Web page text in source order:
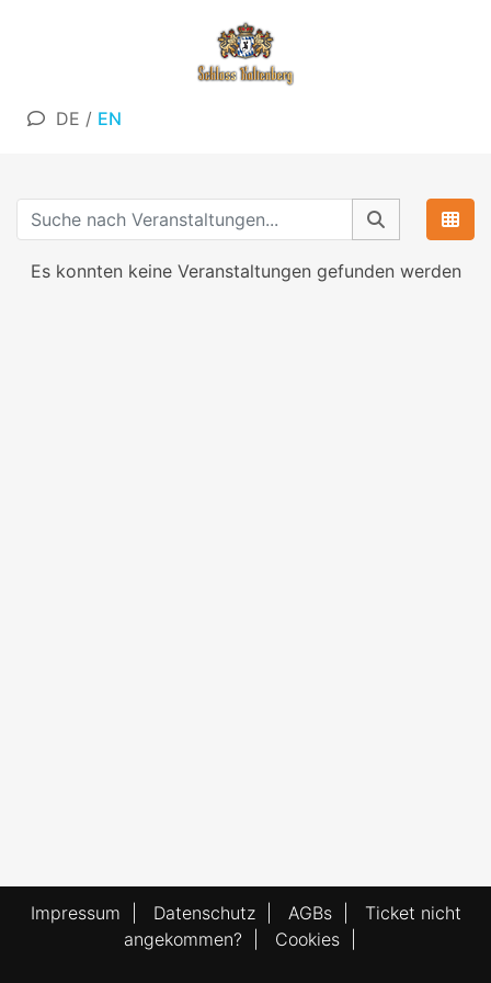
DE / EN
Es konnten keine Veranstaltungen gefunden werden
Impressum Datenschutz| AGBs| Ticket nicht
angekommen?
Cookies